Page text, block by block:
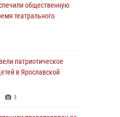
за прошедшую
250 выездов по
правопорядок во
в Ярославле
общественную
театрального
патриотическое
в Ярославской
3